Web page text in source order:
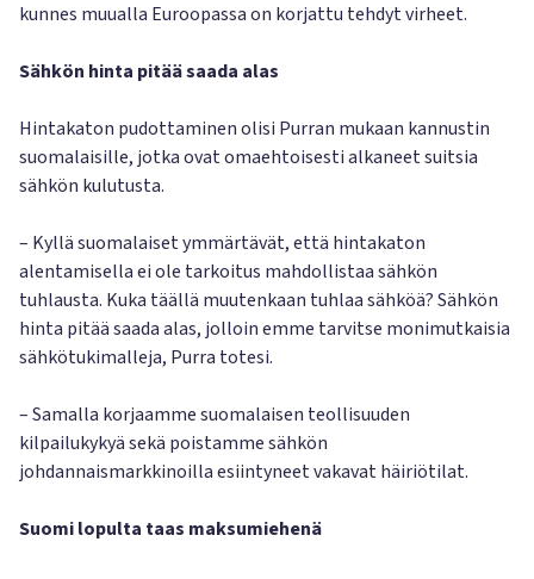
kunnes muualla Euroopassa on korjattu tehdyt virheet.
Sähkön hinta pitää saada alas
Hintakaton pudottaminen olisi Purran mukaan kannustin
suomalaisille, jotka ovat omaehtoisesti alkaneet suitsia
sähkön kulutusta.
– Kyllä suomalaiset ymmärtävät, että hintakaton
alentamisella ei ole tarkoitus mahdollistaa sähkön
tuhlausta. Kuka täällä muutenkaan tuhlaa sähköä? Sähkön
hinta pitää saada alas, jolloin emme tarvitse monimutkaisia
sähkötukimalleja, Purra totesi.
– Samalla korjaamme suomalaisen teollisuuden
kilpailukykyä sekä poistamme sähkön
johdannaismarkkinoilla esiintyneet vakavat häiriötilat.
Suomi lopulta taas maksumiehenä